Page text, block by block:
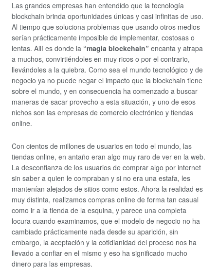
Las grandes empresas han entendido que la tecnología
blockchain brinda oportunidades únicas y casi infinitas de uso.
Al tiempo que soluciona problemas que usando otros medios
serían prácticamente imposible de implementar, costosas o
lentas. Allí es donde la “magia blockchain” encanta y atrapa
a muchos, convirtiéndoles en muy ricos o por el contrario,
llevándoles a la quiebra. Como sea el mundo tecnológico y de
negocio ya no puede negar el impacto que la blockchain tiene
sobre el mundo, y en consecuencia ha comenzado a buscar
maneras de sacar provecho a esta situación, y uno de esos
nichos son las empresas de comercio electrónico y tiendas
online.
Con cientos de millones de usuarios en todo el mundo, las
tiendas online, en antaño eran algo muy raro de ver en la web.
La desconfianza de los usuarios de comprar algo por internet
sin saber a quien le compraban y si no era una estafa, les
mantenían alejados de sitios como estos. Ahora la realidad es
muy distinta, realizamos compras online de forma tan casual
como ir a la tienda de la esquina, y parece una completa
locura cuando examinamos, que el modelo de negocio no ha
cambiado prácticamente nada desde su aparición, sin
embargo, la aceptación y la cotidianidad del proceso nos ha
llevado a confiar en el mismo y eso ha significado mucho
dinero para las empresas.